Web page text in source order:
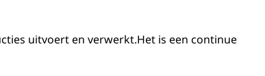
uitvoert en verwerkt.Het is een continue